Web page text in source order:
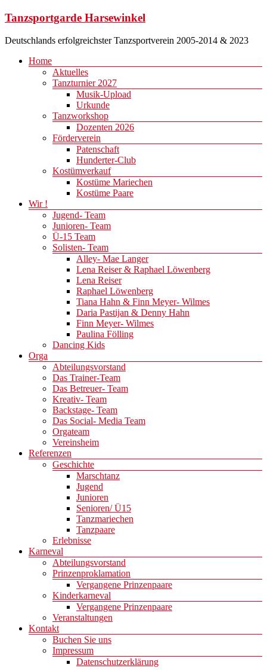
Zum
springen
Tanzsportgarde Harsewinkel
Deutschlands erfolgreichster Tanzsportverein 2005-2014 & 2023
Menü
Home
Aktuelles
Tanzturnier 2027
Musik-Upload
Urkunde
Tanzworkshop
Dozenten 2026
Förderverein
Patenschaft
Hunderter-Club
Kostümverkauf
Kostüme Mariechen
Kostüme Paare
Wir !
Jugend- Team
Junioren- Team
Ü-15 Team
Solisten- Team
Alley- Mae Langer
Lena Reiser & Raphael Löwenberg
Lena Reiser
Raphael Löwenberg
Tiana Hahn & Finn Meyer- Wilmes
Daria Pastijan & Denny Hahn
Finn Meyer- Wilmes
Paulina Fölling
Dancing Kids
Orga
Abteilungsvorstand
Das Trainer-Team
Das Betreuer- Team
Kreativ- Team
Backstage- Team
Das Social- Media Team
Orgateam
Vereinsheim
Referenzen
Geschichte
Marschtanz
Jugend
Junioren
Senioren/ Ü15
Tanzmariechen
Tanzpaare
Erlebnisse
Karneval
Abteilungsvorstand
Prinzenproklamation
Vergangene Prinzenpaare
Kinderkarneval
Vergangene Prinzenpaare
Veranstaltungen
Kontakt
Buchen Sie uns
Impressum
Datenschutzerklärung